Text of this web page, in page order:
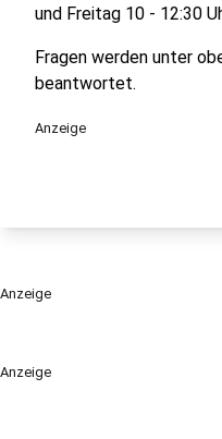
Anzeige
und Freitag 10 - 12:30
Fragen werden unter
beantwortet.
Anzeige
Anzeige